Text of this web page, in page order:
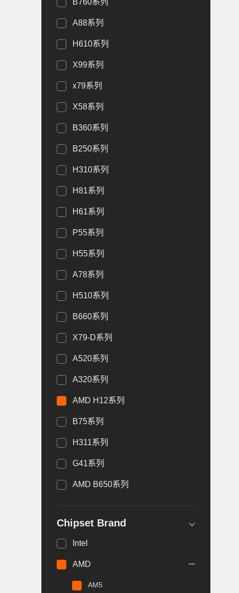
A88系列
H610系列
X99系列
x79系列
X58系列
B360系列
B250系列
H310系列
H81系列
H61系列
P55系列
H55系列
A78系列
H510系列
B660系列
X79-D系列
A520系列
A320系列
AMD H12系列
B75系列
H311系列
G41系列
AMD B650系列
Chipset Brand
Intel
AMD
AM5